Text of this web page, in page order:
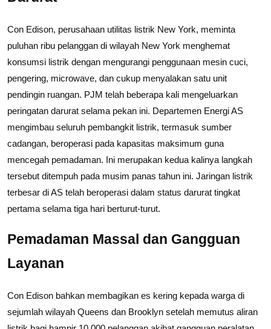
Con Edison, perusahaan utilitas listrik New York, meminta
puluhan ribu pelanggan di wilayah New York menghemat
konsumsi listrik dengan mengurangi penggunaan mesin cuci,
pengering, microwave, dan cukup menyalakan satu unit
pendingin ruangan. PJM telah beberapa kali mengeluarkan
peringatan darurat selama pekan ini. Departemen Energi AS
mengimbau seluruh pembangkit listrik, termasuk sumber
cadangan, beroperasi pada kapasitas maksimum guna
mencegah pemadaman. Ini merupakan kedua kalinya langkah
tersebut ditempuh pada musim panas tahun ini. Jaringan listrik
terbesar di AS telah beroperasi dalam status darurat tingkat
pertama selama tiga hari berturut-turut.
Pemadaman Massal dan Gangguan
Layanan
Con Edison bahkan membagikan es kering kepada warga di
sejumlah wilayah Queens dan Brooklyn setelah memutus aliran